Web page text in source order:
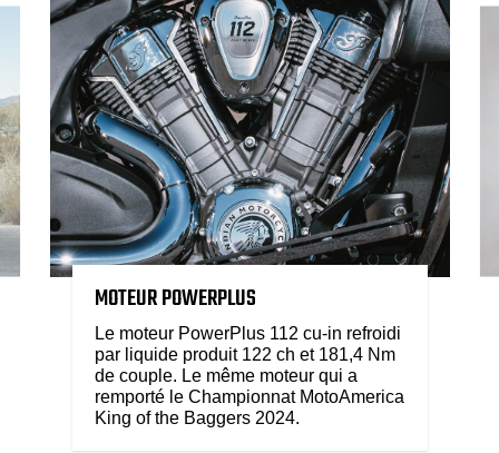
MOTEUR POWERPLUS
Le moteur PowerPlus 112 cu-in refroidi
par liquide produit 122 ch et 181,4 Nm
de couple. Le même moteur qui a
remporté le Championnat MotoAmerica
King of the Baggers 2024.